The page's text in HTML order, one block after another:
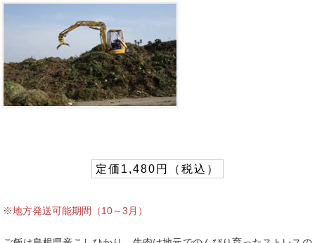
定価1,480円（税込）
※地方発送可能期間（10～3月）